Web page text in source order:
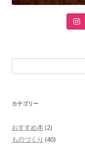
索:
カテゴリー
おすすめ本 (2)
ものづくり (40)